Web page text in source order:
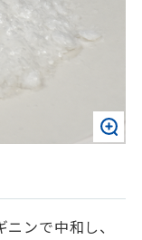
ンで中和し、